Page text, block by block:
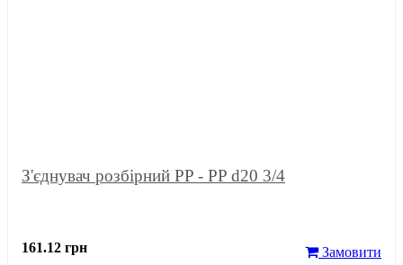
З'єднувач розбірний PP - PP d20 3/4
161.12 грн Замовити